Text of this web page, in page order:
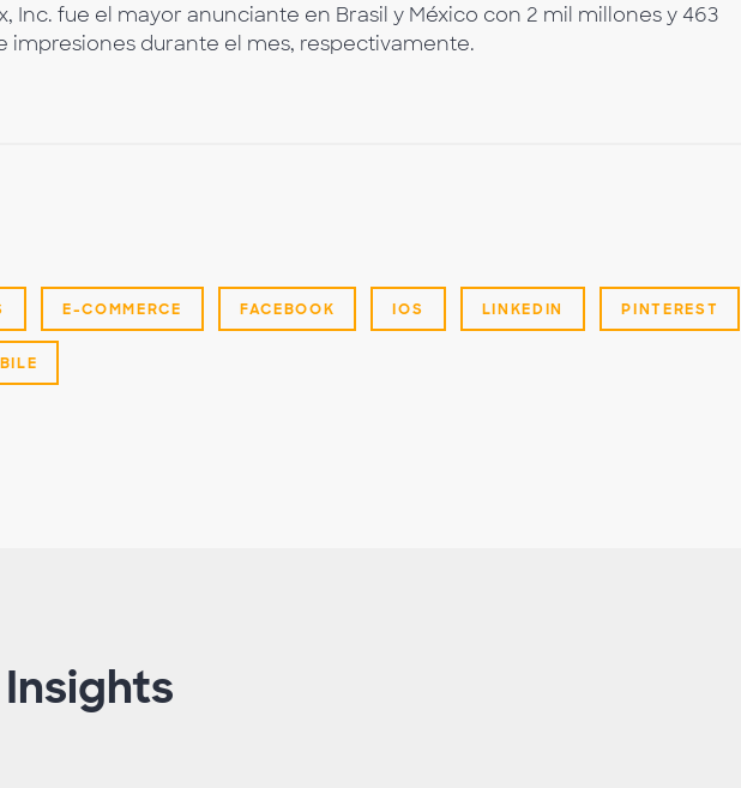
Inc. fue el mayor anunciante en Brasil y México con 2 mil millones y 463
impresiones durante el mes, respectivamente.
E-COMMERCE FACEBOOK IOS LINKEDIN PINTEREST